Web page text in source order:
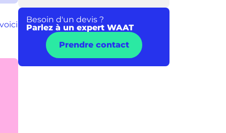
Besoin d'un devis ?
Parlez à un expert WAAT
Prendre contact